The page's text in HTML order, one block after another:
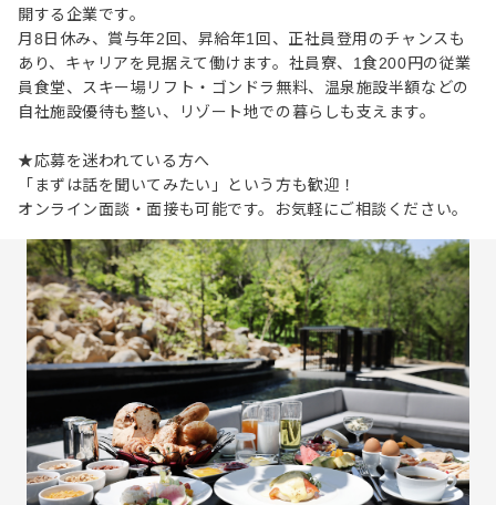
開する企業です。
月8日休み、賞与年2回、昇給年1回、正社員登用のチャンスも
あり、キャリアを見据えて働けます。社員寮、1食200円の従業
員食堂、スキー場リフト・ゴンドラ無料、温泉施設半額などの
自社施設優待も整い、リゾート地での暮らしも支えます。
★応募を迷われている方へ
「まずは話を聞いてみたい」という方も歓迎！
オンライン面談・面接も可能です。お気軽にご相談ください。